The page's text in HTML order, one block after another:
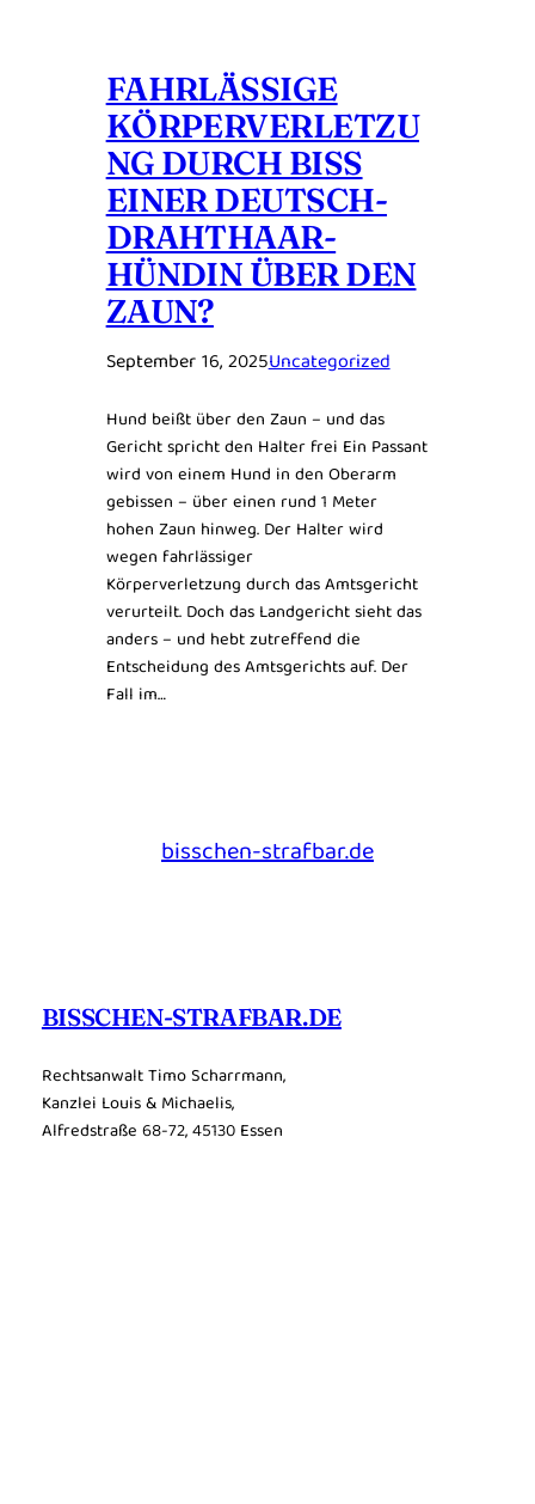
FAHRLÄSSIGE
KÖRPERVERLETZU
NG DURCH BISS
EINER DEUTSCH-
DRAHTHAAR-
HÜNDIN ÜBER DEN
ZAUN?
September 16, 2025Uncategorized
Hund beißt über den Zaun – und das
Gericht spricht den Halter frei Ein Passant
wird von einem Hund in den Oberarm
gebissen – über einen rund 1 Meter
hohen Zaun hinweg. Der Halter wird
wegen fahrlässiger
Körperverletzung durch das Amtsgericht
verurteilt. Doch das Landgericht sieht das
anders – und hebt zutreffend die
Entscheidung des Amtsgerichts auf. Der
Fall im…
bisschen-strafbar.de
BISSCHEN-STRAFBAR.DE
Rechtsanwalt Timo Scharrmann,
Kanzlei Louis & Michaelis,
Alfredstraße 68-72, 45130 Essen